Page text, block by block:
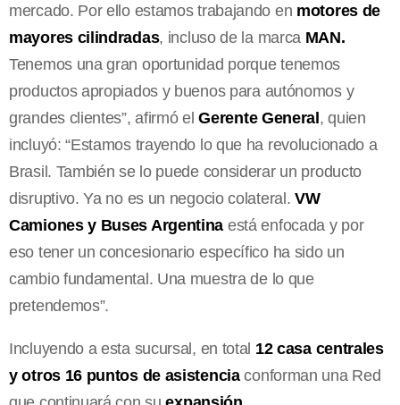
mercado. Por ello estamos trabajando en motores de
mayores cilindradas, incluso de la marca MAN.
Tenemos una gran oportunidad porque tenemos
productos apropiados y buenos para autónomos y
grandes clientes”, afirmó elGerente General, quien
incluyó: “Estamos trayendo lo que ha revolucionado a
Brasil. También se lo puede considerar un producto
disruptivo. Ya no es un negocio colateral.VW
Camiones y Buses Argentina está enfocada y por
eso tener un concesionario específico ha sido un
cambio fundamental. Una muestra de lo que
pretendemos”.
Incluyendo a esta sucursal, en total 12 casa centrales
y otros 16 puntos de asistenciaconforman una Red